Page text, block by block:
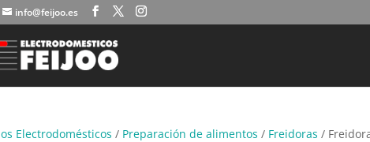
info@feijoo.es
Electrodomésticos / Preparación de alimentos / Freidoras /